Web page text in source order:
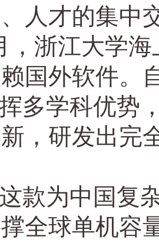
人才的集中
，浙江大学
国外软件。
多学科优势
，研发出
款为中国复
全球单机容